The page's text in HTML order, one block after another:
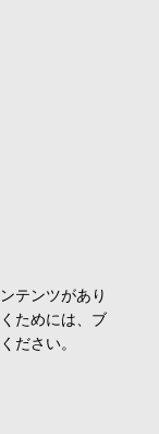
テンツがあり
ためには、ブ
ださい。